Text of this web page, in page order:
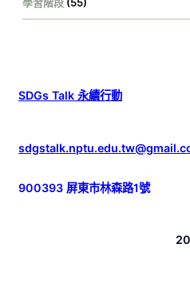
學習階段 (55)
SDGs Talk 永續行動
900393 屏東市林森路1號